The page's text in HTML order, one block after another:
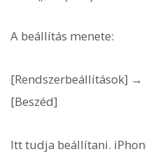
A beállítás menete:
[Rendszerbeállítások]
[Beszéd]
Itt tudja beállítani.